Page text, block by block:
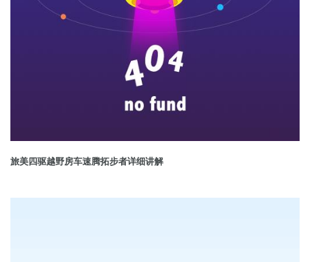
旅美四驱越野房车速腾拓步者详细讲解